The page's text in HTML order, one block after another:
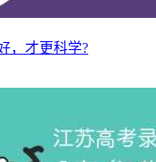
择的专业方向，所以
，才更科学?